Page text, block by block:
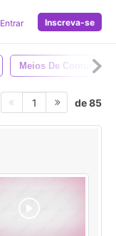
Entrar Inscreva-se
Meios De
1 de 85